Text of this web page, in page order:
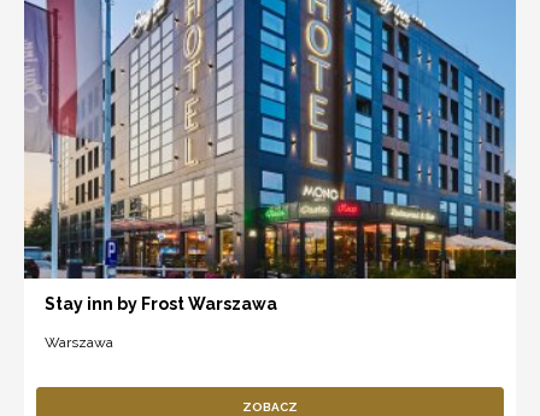
Stay inn by Frost Warszawa
Warszawa
ZOBACZ